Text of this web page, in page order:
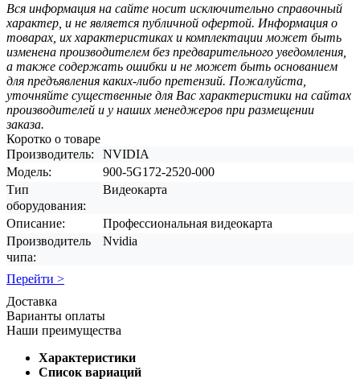
Вся информация на сайте носит исключительно справочный
характер, и не является публичной офертой. Информация о
товарах, их характеристиках и комплектации может быть
изменена производителем без предварительного уведомления,
а также содержать ошибки и не может быть основанием
для предъявления каких-либо претензий. Пожалуйста,
уточняйте существенные для Вас характеристики на сайтах
производителей и у наших менеджеров при размещении
заказа.
Коротко о товаре
Производитель:
NVIDIA
Модель:
900-5G172-2520-000
Тип
оборудования:
Видеокарта
Описание:
Профессиональная видеокарта
Производитель
чипа:
Nvidia
Перейти >
Доставка
Варианты оплаты
Наши преимущества
Характеристики
Список вариаций